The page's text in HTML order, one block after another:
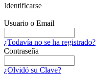
Identificarse
Usuario o Email
¿Todavía no se ha registrado?
Contraseña
¿Olvidó su Clave?